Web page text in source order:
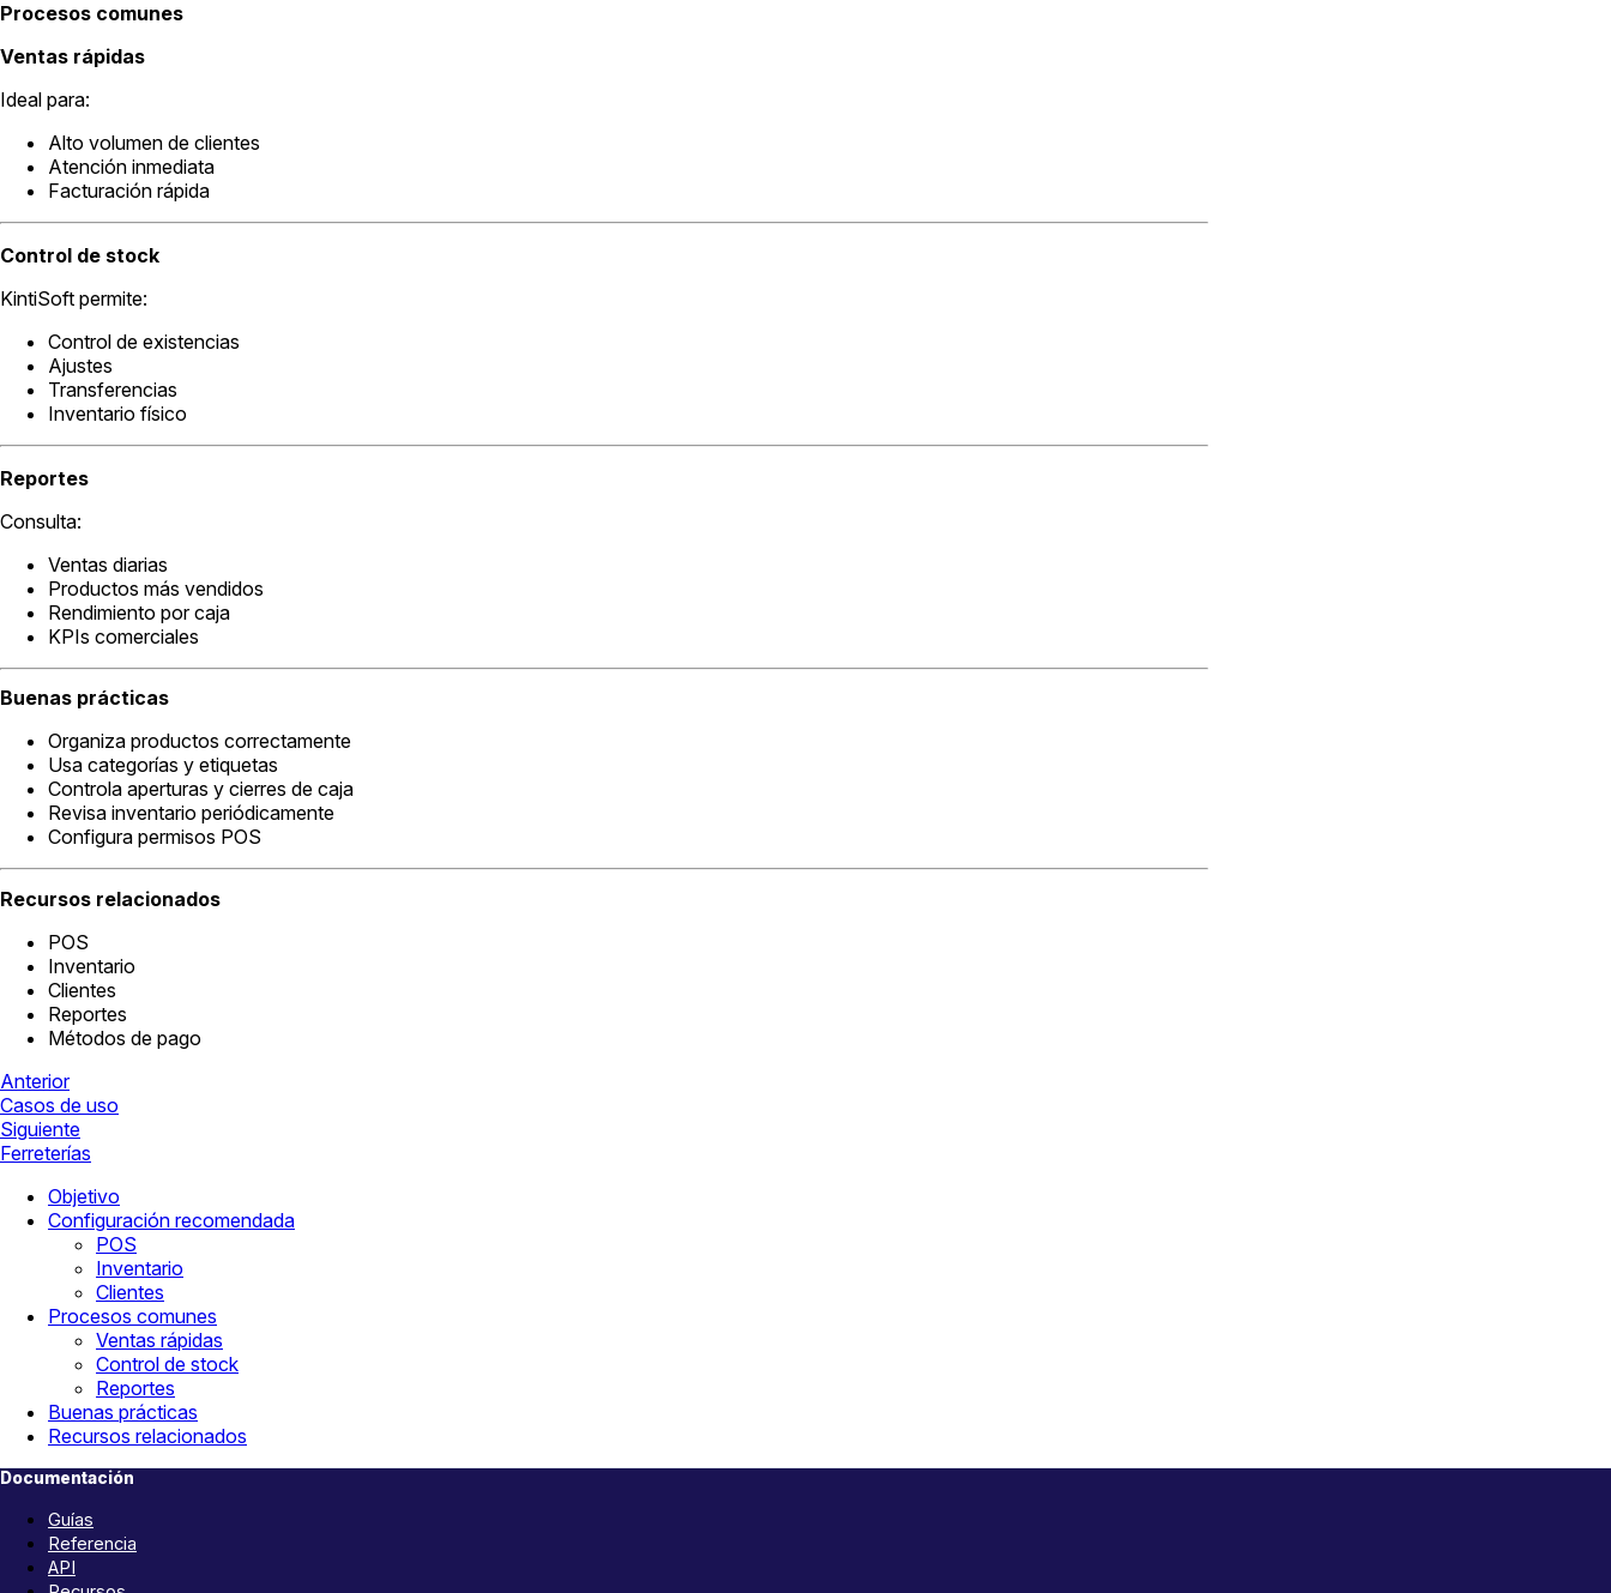
Procesos comunes
Ventas rápidas
Ideal para:
Alto volumen de clientes
Atención inmediata
Facturación rápida
Control de stock
KintiSoft permite:
Control de existencias
Ajustes
Transferencias
Inventario físico
Reportes
Consulta:
Ventas diarias
Productos más vendidos
Rendimiento por caja
KPIs comerciales
Buenas prácticas
Organiza productos correctamente
Usa categorías y etiquetas
Controla aperturas y cierres de caja
Revisa inventario periódicamente
Configura permisos POS
Recursos relacionados
POS
Inventario
Clientes
Reportes
Métodos de pago
Anterior
Casos de uso
Siguiente
Ferreterías
Objetivo
Configuración recomendada
POS
Inventario
Clientes
Procesos comunes
Ventas rápidas
Control de stock
Reportes
Buenas prácticas
Recursos relacionados
Documentación
Guías
Referencia
API